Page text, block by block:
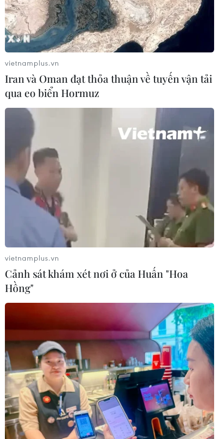
Timor Leste: Trận chiến vì 3 điểm
danh dự cho "Các chiến binh
Angkor"
03/08/2026 03:30
ASEAN Cup 2026: Đội tuyển Việt
Nam sẵn sàng cho đại chiến ở "chảo
lửa" Pakansari
Lịch thi đấu ASEAN Cup 2026 ngày
3/8: Việt Nam quyết đấu Indonesia
03/08/2026 01:40
Nhận định Việt Nam vs
Indonesia: Thầy Kim cần thay đổi để
03/08/2026 00:06
Đội tuyển Futsal Việt Nam giành
chiến thắng đậm tại giải đấu ở Thái
Nhận định Việt Nam vs Indonesia:
Chờ kỳ tích ngay tại 'chảo lửa'
Pakansari
02/08/2026 14:04
vietnamplus.vn
Iran và Oman đạt thỏa thuận về tuyến vận tải
qua eo biển Hormuz
vietnamplus.vn
Cảnh sát khám xét nơi ở của Huấn "Hoa
Hồng"